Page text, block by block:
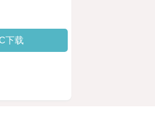
下载